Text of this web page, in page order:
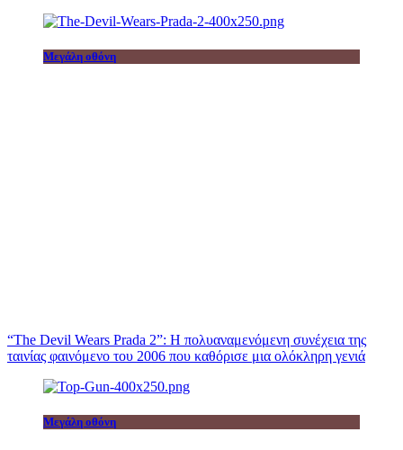
Μεγάλη οθόνη
“The Devil Wears Prada 2”: Η πολυαναμενόμενη συνέχεια της
ταινίας φαινόμενο του 2006 που καθόρισε μια ολόκληρη γενιά
Μεγάλη οθόνη